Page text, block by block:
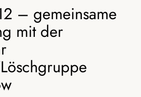
– gemeinsame
mit der